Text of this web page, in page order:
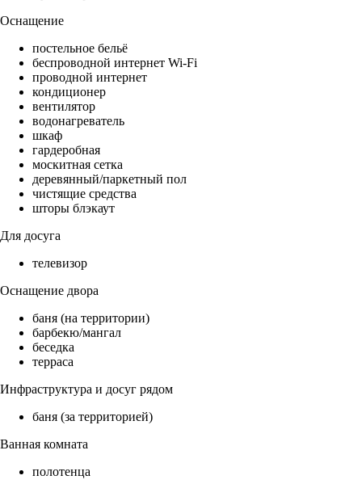
Оснащение
постельное бельё
беспроводной интернет Wi-Fi
проводной интернет
кондиционер
вентилятор
водонагреватель
шкаф
гардеробная
москитная сетка
деревянный/паркетный пол
чистящие средства
шторы блэкаут
Для досуга
телевизор
Оснащение двора
баня (на территории)
барбекю/мангал
беседка
терраса
Инфраструктура и досуг рядом
баня (за территорией)
Ванная комната
полотенца